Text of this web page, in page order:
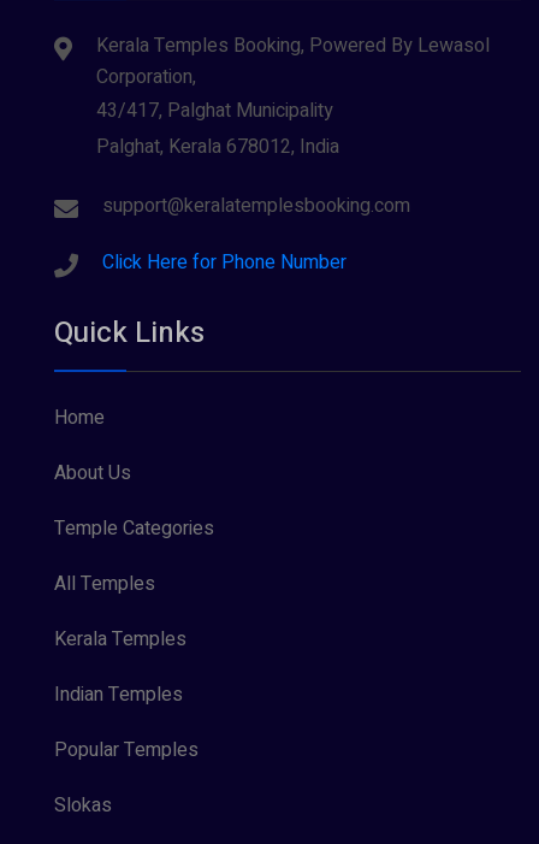
Kerala Temples Booking, Powered By Lewasol
Corporation,
43/417, Palghat Municipality
Palghat, Kerala 678012, India
support@keralatemplesbooking.com
Click Here for Phone Number
Quick Links
Home
About Us
Temple Categories
All Temples
Kerala Temples
Indian Temples
Popular Temples
Slokas